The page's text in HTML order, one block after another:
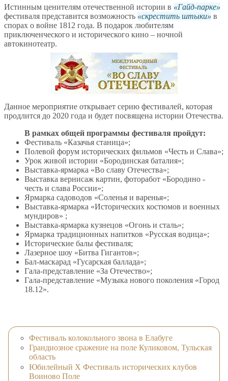
Истинным ценителям отечественной истории в
Гайд-парке
фестиваля представится возможность
скрестить штыки
в
спорах о войне 1812 года. В подарок любителям
приключенческого и исторического кино – ночной
автокинотеатр.
Данное мероприятие открывает серию фестивалей, которая
продлится до 2020 года и будет посвящена истории Отечества.
В рамках общей программы фестиваля пройдут:
Фестиваль «Казачья станица»;
Полевой форум исторических фильмов «Честь и Слава»;
Урок живой истории «Бородинская баталия»;
Выставка-ярмарка «Во славу Отечества»;
Выставка вернисаж картин, фоторабот «Бородино -
честь и слава России»;
Ярмарка садоводов «Соленья и варенья»;
Выставка-ярмарка «Исторических костюмов и военных
мундиров» ;
Выставка-ярмарка кузнецов «Огонь и сталь»;
Ярмарка традиционных напитков «Русская водица»;
Исторические балы фестиваля;
Лазерное шоу «Битва Гигантов»;
Бал-маскарад «Гусарская баллада»;
Гала-представление «За Отечество»;
Гала-представление «Музыка нового поколения «Город
18.12».
Фестиваль колокольного звона в Елабуге
Грандиозное сражение на поле Куликовом, Тульская
область
Юбилейный X Фестиваль исторических клубов
Воиново Поле